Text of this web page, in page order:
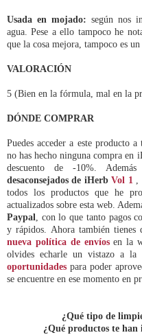
Usada en mojado: según nos
agua. Pese a ello tampoco he
que la cosa mejora, tampoco es
VALORACIÓN
5 (Bien en la fórmula, mal en la
DÓNDE COMPRAR
Puedes acceder a este producto a
no has hecho ninguna compra en
descuento de -10%.
desaconsejados de iHerb Vol 1,
todos los productos que he
actualizados sobre esta web.
Paypal, con lo que tanto pagos
y rápidos. Ahora también
nueva política de envíosen la
olvides echarle un vistazo a la
oportunidades para poder
se encuentre en ese momento en
¿Qué tipo de
¿Qué productos te